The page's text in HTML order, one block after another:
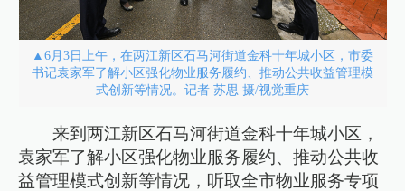
▲6月3日上午，在两江新区石马河街道金科十年城小区，市委
书记袁家军了解小区强化物业服务履约、推动公共收益管理模
式创新等情况。记者 苏思 摄/视觉重庆
来到两江新区石马河街道金科十年城小区，
袁家军了解小区强化物业服务履约、推动公共收
益管理模式创新等情况，听取全市物业服务专项